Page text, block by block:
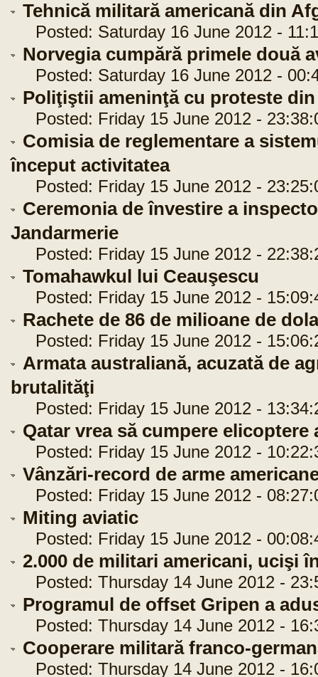
Tehnică militară americană din
Posted: Saturday 16 June 2012 -
Norvegia cumpără primele două
Posted: Saturday 16 June 2012 -
Poliţiştii ameninţă cu proteste
Posted: Friday 15 June 2012 -
Comisia de reglementare a
început activitatea
Posted: Friday 15 June 2012 -
Ceremonia de învestire a
Jandarmerie
Posted: Friday 15 June 2012 -
Tomahawkul lui Ceauşescu
Posted: Friday 15 June 2012 -
Rachete de 86 de milioane de
Posted: Friday 15 June 2012 -
Armata australiană, acuzată de
brutalităţi
Posted: Friday 15 June 2012 -
Qatar vrea să cumpere elicoptere
Posted: Friday 15 June 2012 -
Vânzări-record de arme
Posted: Friday 15 June 2012 -
Miting aviatic
Posted: Friday 15 June 2012 -
2.000 de militari americani, ucişi
Posted: Thursday 14 June 2012 -
Programul de offset Gripen a
Posted: Thursday 14 June 2012 -
Cooperare militară franco-
Posted: Thursday 14 June 2012 -